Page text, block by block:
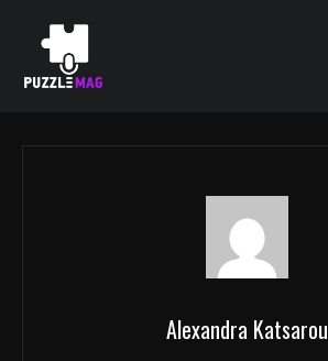
Alexandra Katsarou